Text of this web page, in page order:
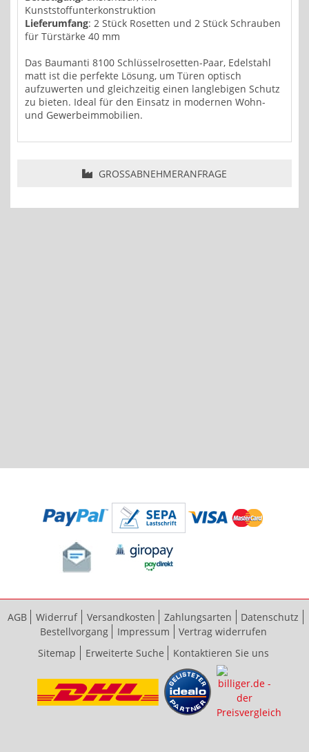
Kunststoffunterkonstruktion
Lieferumfang: 2 Stück Rosetten und 2 Stück Schrauben
für Türstärke 40 mm
Das Baumanti 8100 Schlüsselrosetten-Paar, Edelstahl
matt ist die perfekte Lösung, um Türen optisch
aufzuwerten und gleichzeitig einen langlebigen Schutz
zu bieten. Ideal für den Einsatz in modernen Wohn-
und Gewerbeimmobilien.
GROSSABNEHMERANFRAGE
AGB Widerruf Versandkosten Zahlungsarten
Datenschutz
Bestellvorgang
Impressum
Vertrag widerrufen
Sitemap
Erweiterte Suche Kontaktieren Sie uns